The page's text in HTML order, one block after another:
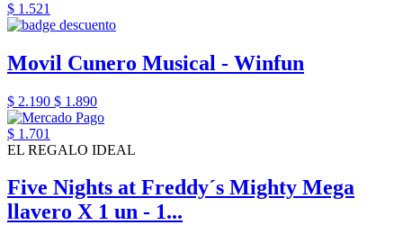
$ 1.521
Movil Cunero Musical - Winfun
$ 2.190 $ 1.890
$ 1.701
EL REGALO IDEAL
Five Nights at Freddy´s Mighty Mega
llavero X 1 un - 1...